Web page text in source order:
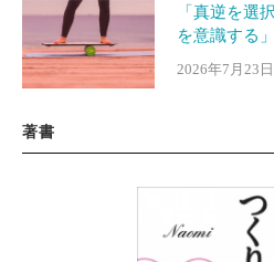
「真逆を選
を意識する
2026年7月23日
著書